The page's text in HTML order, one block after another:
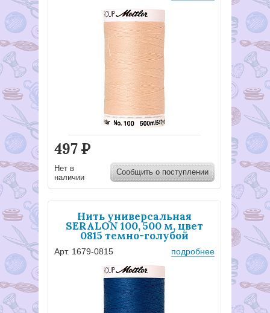
497Р
Нет в
наличии
Сообщить о поступлении
Нить универсальная
SERALON 100, 500 м, цвет
0815 темно-голубой
Арт. 1679-0815 подробнее